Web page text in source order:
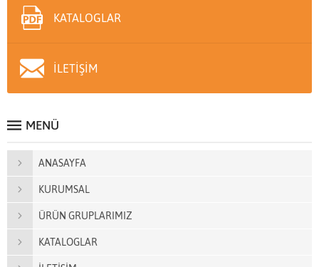
KATALOGLAR
İLETİŞİM
MENÜ
ANASAYFA
KURUMSAL
ÜRÜN GRUPLARIMIZ
KATALOGLAR